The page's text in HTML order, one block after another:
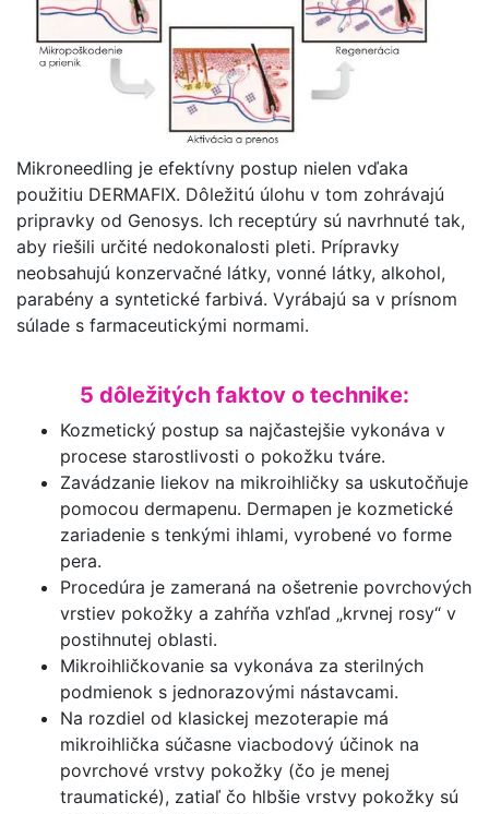
Mikroneedling je efektívny postup nielen vďaka
použitiu DERMAFIX. Dôležitú úlohu v tom zohrávajú
pripravky od Genosys. Ich receptúry sú navrhnuté tak,
aby riešili určité nedokonalosti pleti. Prípravky
neobsahujú konzervačné látky, vonné látky, alkohol,
parabény a syntetické farbivá. Vyrábajú sa v prísnom
súlade s farmaceutickými normami.
5 dôležitých faktov o technike:
Kozmetický postup sa najčastejšie vykonáva v
procese starostlivosti o pokožku tváre.
Zavádzanie liekov na mikroihličky sa uskutočňuje
pomocou dermapenu. Dermapen je kozmetické
zariadenie s tenkými ihlami, vyrobené vo forme
pera.
Procedúra je zameraná na ošetrenie povrchových
vrstiev pokožky a zahŕňa vzhľad „krvnej rosy“ v
postihnutej oblasti.
Mikroihličkovanie sa vykonáva za sterilných
podmienok s jednorazovými nástavcami.
Na rozdiel od klasickej mezoterapie má
mikroihlička súčasne viacbodový účinok na
povrchové vrstvy pokožky (čo je menej
traumatické), zatiaľ čo hlbšie vrstvy pokožky sú